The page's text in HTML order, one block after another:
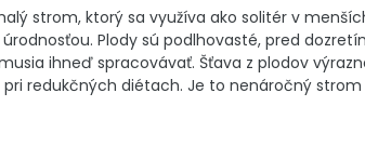
malý strom, ktorý sa využíva ako solitér v
Plody sú podlhovasté, pred
ihneď spracovávať. Šťava z plodov
pri redukčných diétach. Je to nenáročný